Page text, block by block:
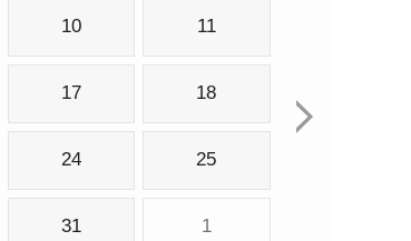
10 11
17 18
24 25
31 1